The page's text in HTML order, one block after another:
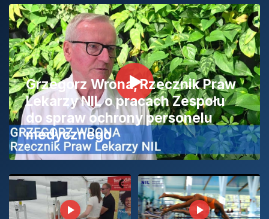
Grzegorz Wrona, Rzecznik Praw
Lekarzy NIL o pracach Zespołu
do spraw ochrony personelu
medycznego